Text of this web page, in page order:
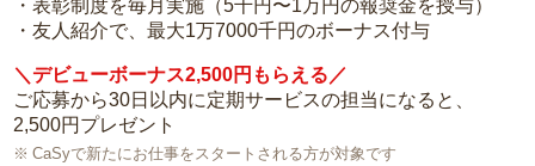
・表彰制度を毎月実施（5千円〜1万円の報奨金を授与）
・友人紹介で、最大1万7000千円のボーナス付与
＼デビューボーナス2,500円もらえる／
ご応募から30日以内に定期サービスの担当になると、
2,500円プレゼント
CaSyで新たにお仕事をスタートされる方が対象です